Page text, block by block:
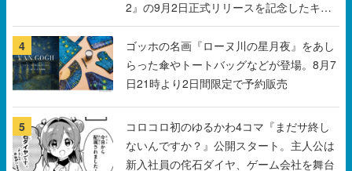
2』の9月2日正式リリースを記念したキャ
ンペーン
4
ゴッホの名画『ローヌ川の星月夜』をあし
らった傘やトートバッグなどが登場。8月7
日21時より2日間限定で予約販売
5
コロコロ初のゆるかわ4コマ『まだサ終し
ないんですか？』公開スタート。主人公は
新入社員の侘石ダイヤ、ゲーム会社を舞台